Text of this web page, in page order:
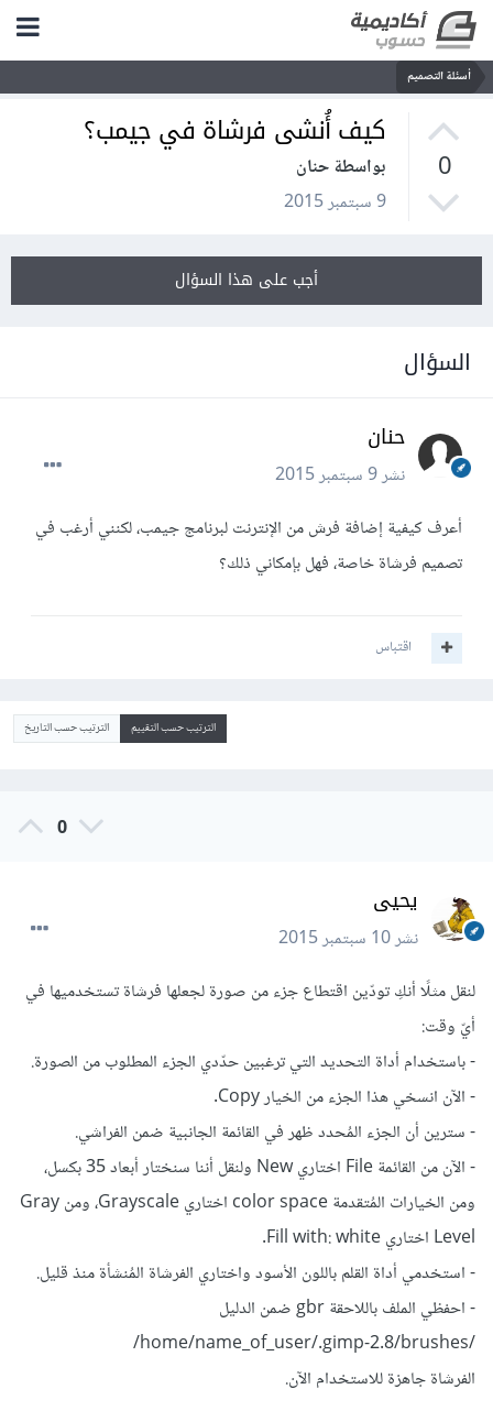
أسئلة التصميم
0
كيف أُنشى فرشاة في جيمب؟
بواسطة حنان
9 سبتمبر 2015
أجب على هذا السؤال
السؤال
حنان
نشر9 سبتمبر 2015
أعرف كيفية إضافة فرش من الإنترنت لبرنامج جيمب، لكنني أرغب في
تصميم فرشاة خاصة، فهل بإمكاني ذلك؟
اقتباس
الترتيب حسب التقييم الترتيب حسب التاريخ
0
يحيى
نشر10 سبتمبر 2015
لنقل مثلًا أنكِ تودّين اقتطاع جزء من صورة لجعلها فرشاة تستخدميها في
أيّ وقت:
- باستخدام أداة التحديد التي ترغبين حدّدي الجزء المطلوب من الصورة.
- الآن انسخي هذا الجزء من الخيار Copy.
- سترين أن الجزء المُحدد ظهر في القائمة الجانبية ضمن الفراشي.
- الآن من القائمة File اختاري New ولنقل أننا سنختار أبعاد 35 بكسل،
ومن الخيارات المُتقدمة color space اختاري Grayscale، ومن Gray
Level اختاري Fill with: white.
- استخدمي أداة القلم باللون الأسود واختاري الفرشاة المُنشأة منذ قليل.
- احفظي الملف باللاحقة gbr ضمن الدليل
/home/name_of_user/.gimp-2.8/brushes/
الفرشاة جاهزة للاستخدام الآن.